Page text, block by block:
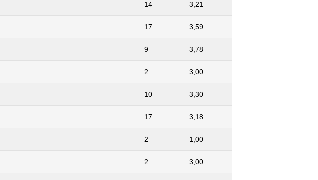
14 3,21
17 3,59
9 3,78
2 3,00
10 3,30
17 3,18
2 1,00
2 3,00